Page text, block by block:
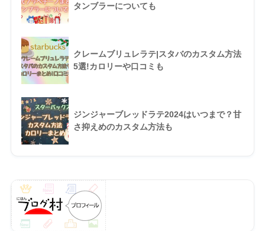
タンブラーについても
クレームブリュレラテ|スタバのカスタム方法
5選!カロリーや口コミも
ジンジャーブレッドラテ2024はいつまで？甘
さ抑えめのカスタム方法も